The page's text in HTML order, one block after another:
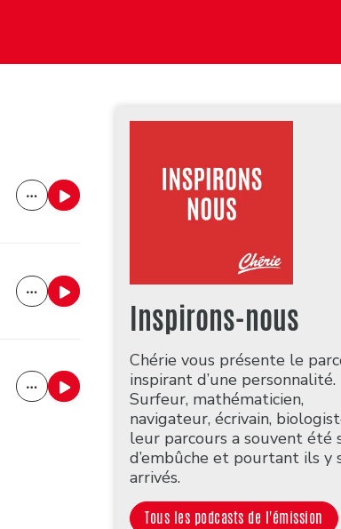
Inspirons-nous
Chérie vous présente le
inspirant d’une personnalité.
Surfeur, mathématicien,
navigateur, écrivain,
leur parcours a souvent été
d’embûche et pourtant ils y
arrivés.
Tous les podcasts de l'émission